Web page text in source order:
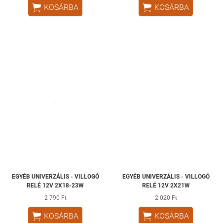
 KOSÁRBA  KOSÁRBA
EGYÉB UNIVERZÁLIS - VILLOGÓ
RELÉ 12V 2X18-23W
2 790 Ft
 KOSÁRBA
EGYÉB UNIVERZÁLIS - VILLOGÓ
RELÉ 12V 2X21W
2 020 Ft
 KOSÁRBA